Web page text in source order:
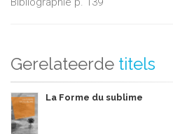
Gerelateerde titels
La Forme du sublime